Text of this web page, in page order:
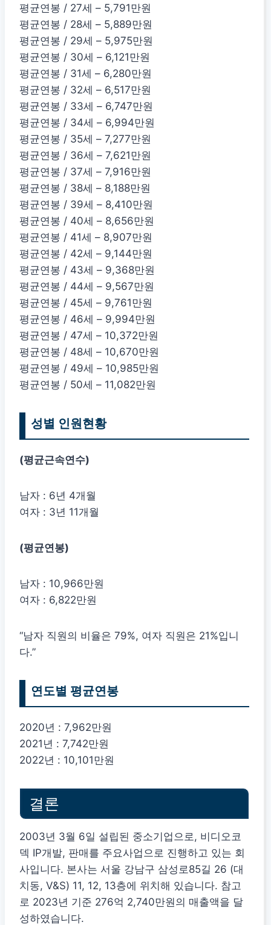
평균연봉 / 27세 – 5,791만원
평균연봉 / 28세 – 5,889만원
평균연봉 / 29세 – 5,975만원
평균연봉 / 30세 – 6,121만원
평균연봉 / 31세 – 6,280만원
평균연봉 / 32세 – 6,517만원
평균연봉 / 33세 – 6,747만원
평균연봉 / 34세 – 6,994만원
평균연봉 / 35세 – 7,277만원
평균연봉 / 36세 – 7,621만원
평균연봉 / 37세 – 7,916만원
평균연봉 / 38세 – 8,188만원
평균연봉 / 39세 – 8,410만원
평균연봉 / 40세 – 8,656만원
평균연봉 / 41세 – 8,907만원
평균연봉 / 42세 – 9,144만원
평균연봉 / 43세 – 9,368만원
평균연봉 / 44세 – 9,567만원
평균연봉 / 45세 – 9,761만원
평균연봉 / 46세 – 9,994만원
평균연봉 / 47세 – 10,372만원
평균연봉 / 48세 – 10,670만원
평균연봉 / 49세 – 10,985만원
평균연봉 / 50세 – 11,082만원
성별 인원현황
(평균근속연수)
남자 : 6년 4개월
여자 : 3년 11개월
(평균연봉)
남자 : 10,966만원
여자 : 6,822만원
“남자 직원의 비율은 79%, 여자 직원은 21%입니
다.”
연도별 평균연봉
2020년 : 7,962만원
2021년 : 7,742만원
2022년 : 10,101만원
결론
2003년 3월 6일 설립된 중소기업으로, 비디오코
덱 IP개발, 판매를 주요사업으로 진행하고 있는 회
사입니다. 본사는 서울 강남구 삼성로85길 26 (대
치동, V&S) 11, 12, 13층에 위치해 있습니다. 참고
로 2023년 기준 276억 2,740만원의 매출액을 달
성하였습니다.